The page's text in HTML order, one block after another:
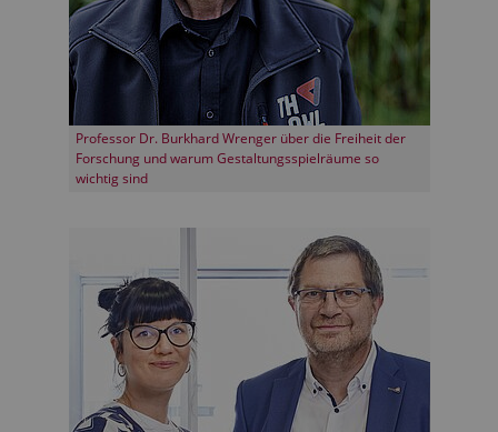
Professor Dr. Burkhard Wrenger über die Freiheit der
Forschung und warum Gestaltungsspielräume so
wichtig sind